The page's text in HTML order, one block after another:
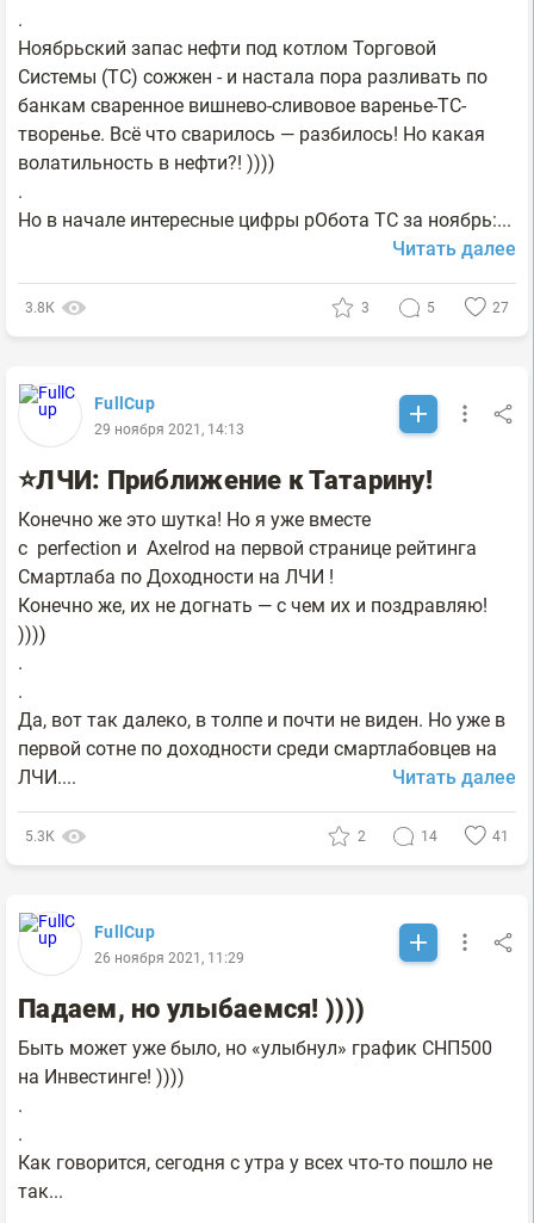
.
Ноябрьский запас нефти под котлом Торговой
Системы (ТС) сожжен - и настала пора разливать по
банкам сваренное вишнево-сливовое варенье-ТС-
творенье. Всё что сварилось — разбилось! Но какая
волатильность в нефти?! ))))
.
Но в начале интересные цифры рОбота ТС за ноябрь:...
Читать далее
3.8К 3 5 27
FullCup
29 ноября 2021, 14:13
⭐ЛЧИ: Приближение к Татарину!
Конечно же это шутка! Но я уже вместе
с perfection и Axelrod на первой странице рейтинга
Смартлаба по Доходности на ЛЧИ !
Конечно же, их не догнать — с чем их и поздравляю!
))))
.
.
Да, вот так далеко, в толпе и почти не виден. Но уже в
первой сотне по доходности среди смартлабовцев на
ЛЧИ....
Читать далее
5.3К 2 14 41
FullCup
26 ноября 2021, 11:29
Падаем, но улыбаемся! ))))
Быть может уже было, но «улыбнул» график СНП500
на Инвестинге! ))))
.
.
Как говорится, сегодня с утра у всех что-то пошло не
так...